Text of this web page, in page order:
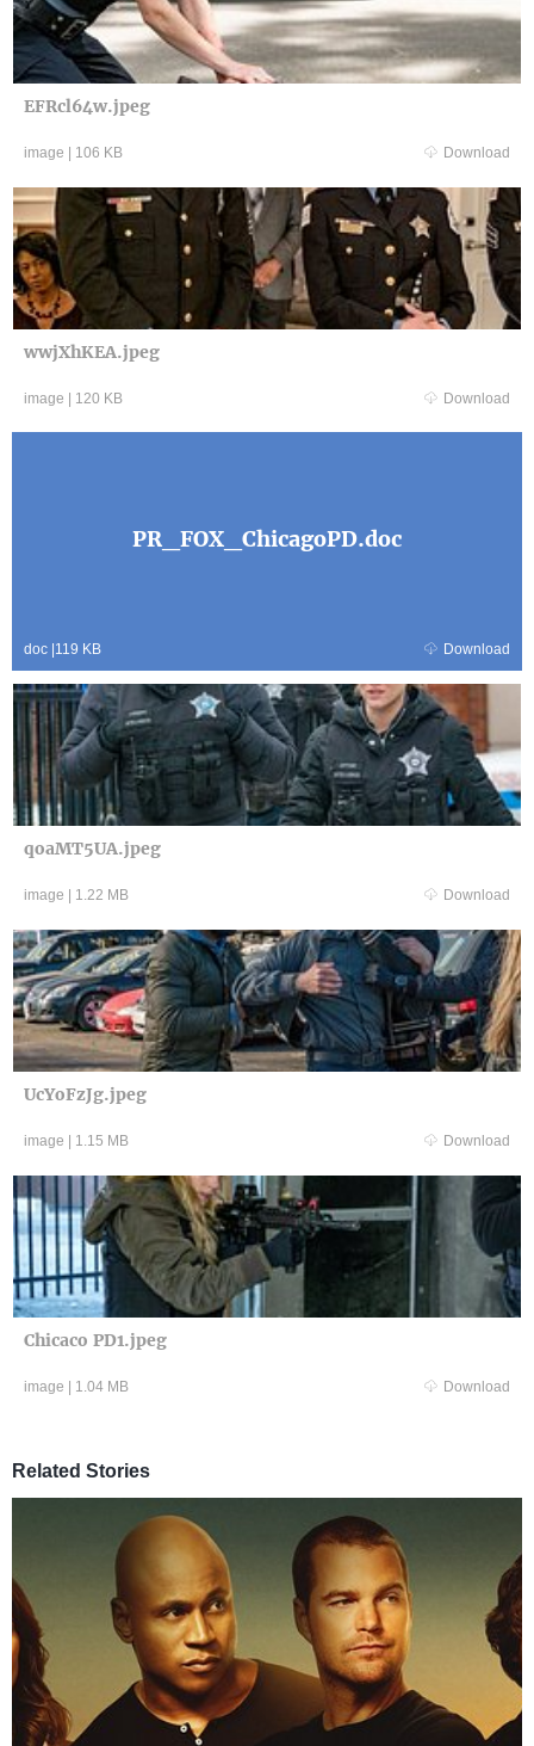
EFRcl64w.jpeg
image 106 KB Download
wwjXhKEA.jpeg
image 120 KB Download
PR_FOX_ChicagoPD.doc
doc 119 KB Download
qoaMT5UA.jpeg
image 1.22 MB Download
UcYoFzJg.jpeg
image 1.15 MB Download
Chicaco PD1.jpeg
image 1.04 MB Download
Related Stories